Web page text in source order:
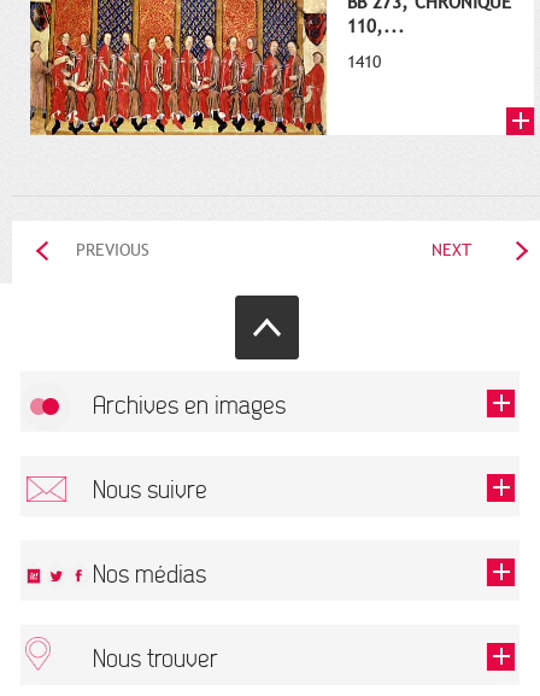
110,...
1410
PREVIOUS NEXT
Archives en images
Nous suivre
This field is required.
Nos médias
Nous trouver